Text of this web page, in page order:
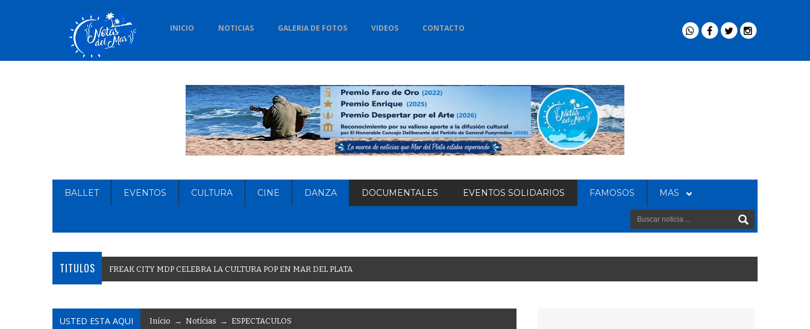
INICIO NOTICIAS GALERIA DE FOTOS VIDEOS CONTACTO
BALLET EVENTOS CULTURA CINE DANZA DOCUMENTALES EVENTOS SOLIDARIOS FAMOSOS MAS
TITULOS FREAK CITY MDP CELEBRA LA CULTURA POP EN MAR DEL PLATA
USTED ESTA AQUI Início → Notícias → ESPECTACULOS